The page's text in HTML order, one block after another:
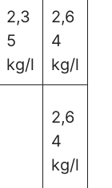
2,3
5
kg/l
2,6
4
kg/l
2,6
4
kg/l